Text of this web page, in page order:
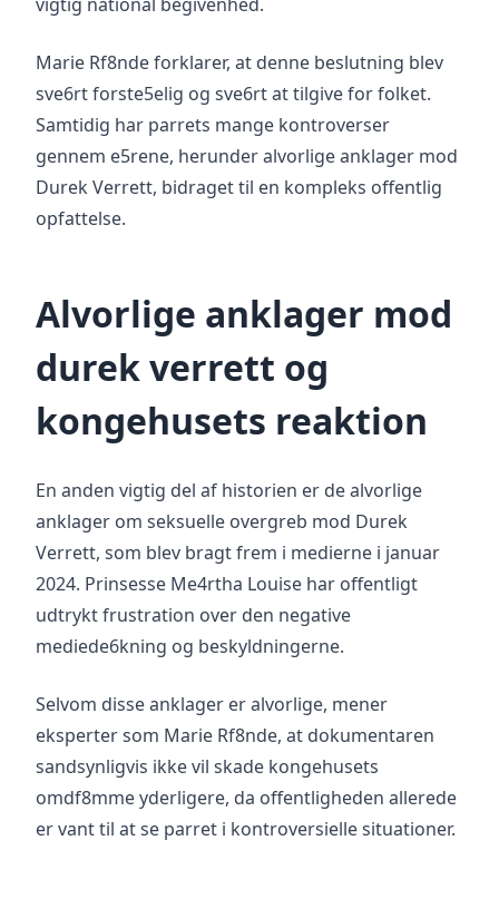
Marie Rf8nde forklarer, at denne beslutning blev
sve6rt forste5elig og sve6rt at tilgive for folket.
Samtidig har parrets mange kontroverser
gennem e5rene, herunder alvorlige anklager mod
Durek Verrett, bidraget til en kompleks offentlig
opfattelse.
Alvorlige anklager mod
durek verrett og
kongehusets reaktion
En anden vigtig del af historien er de alvorlige
anklager om seksuelle overgreb mod Durek
Verrett, som blev bragt frem i medierne i januar
2024. Prinsesse Me4rtha Louise har offentligt
udtrykt frustration over den negative
mediede6kning og beskyldningerne.
Selvom disse anklager er alvorlige, mener
eksperter som Marie Rf8nde, at dokumentaren
sandsynligvis ikke vil skade kongehusets
omdf8mme yderligere, da offentligheden allerede
er vant til at se parret i kontroversielle situationer.